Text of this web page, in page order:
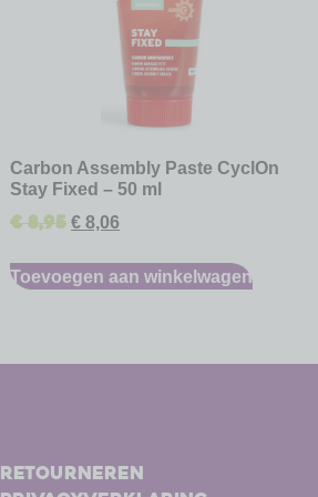
Carbon Assembly Paste CyclOn
Stay Fixed – 50 ml
€8,95 € 8,06
Toevoegen aan winkelwagen
Retourneren